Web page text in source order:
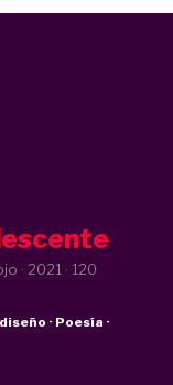
· 2021 · 120
· Poesía ·